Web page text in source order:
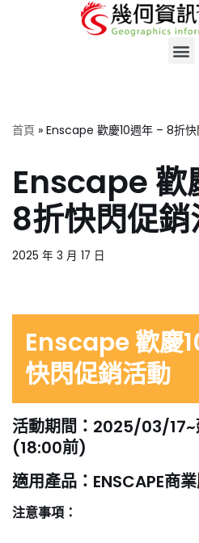
首頁 » Enscape 歡慶10週年 – 8折
Enscape 歡
8折快閃促
2025 年 3 月 17 日
Enscape 歡慶
快閃促銷活動
活動期間：2025/03/
(18:00前)
適用產品：ENSCAPE商
注意事項：